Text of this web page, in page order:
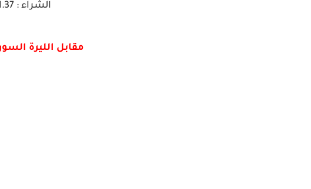
الشراء : 21.37
مقابل الليرة